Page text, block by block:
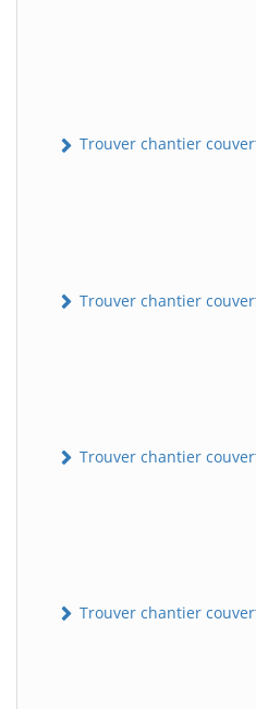
Trouver chantier
Trouver chantier
Trouver chantier
Trouver chantier